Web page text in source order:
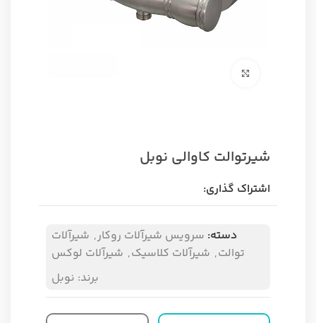
شیرتوالت کاوالی نوبل
اشتراک گذاری:
دسته: سرویس شیرآلات روکار, شیرآلات
توالت, شیرآلات کلاسیک, شیرآلات لوکس
برند: نوبل